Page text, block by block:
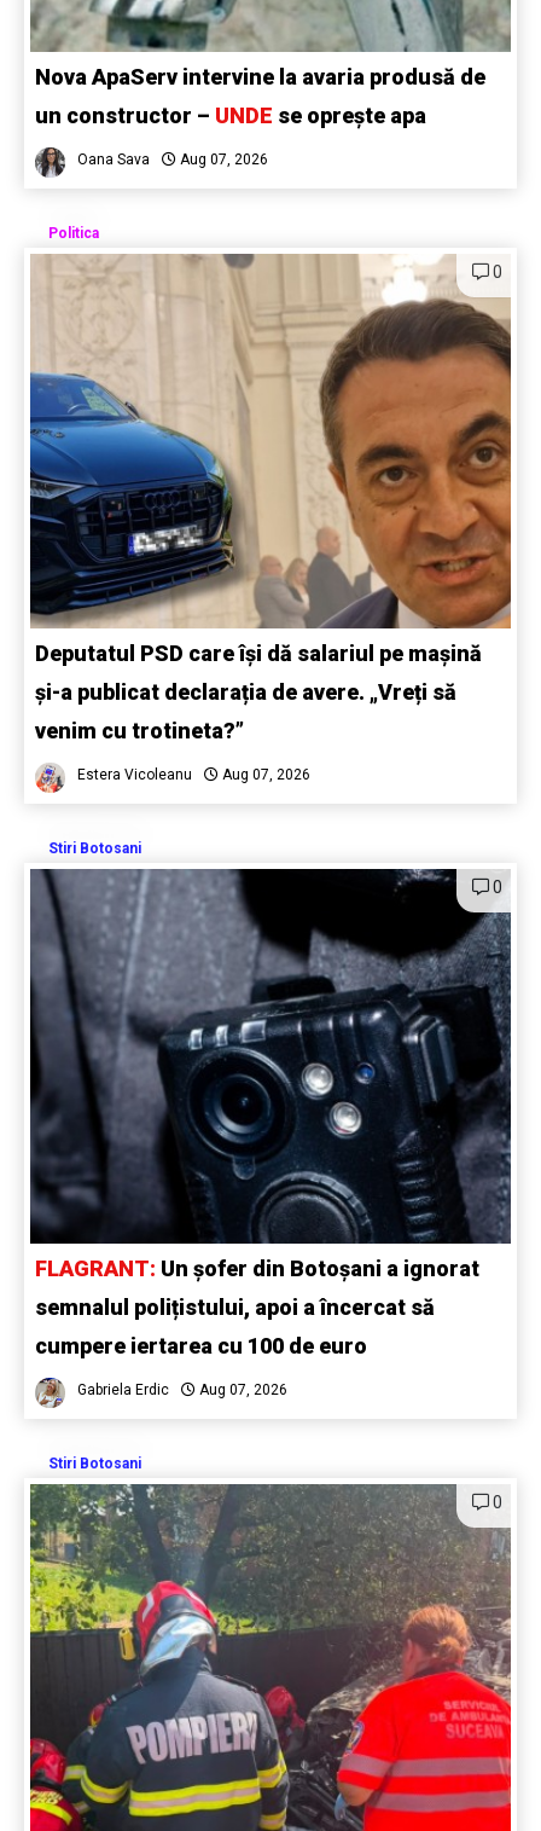
Nova ApaServ intervine la avaria produsă de
un constructor – UNDE se oprește apa
Oana Sava Aug 07, 2026
Politica
0
Deputatul PSD care își dă salariul pe mașină
și-a publicat declarația de avere. „Vreți să
venim cu trotineta?”
Estera Vicoleanu Aug 07, 2026
Stiri Botosani
0
FLAGRANT: Un șofer din Botoșani a ignorat
semnalul polițistului, apoi a încercat să
cumpere iertarea cu 100 de euro
Gabriela Erdic Aug 07, 2026
Stiri Botosani
0